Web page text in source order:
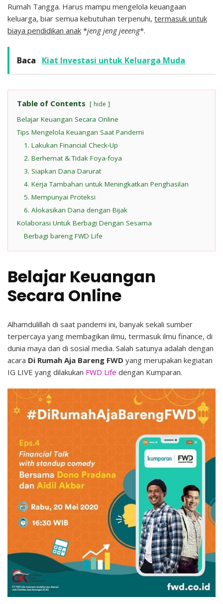
Rumah Tangga. Harus mampu mengelola keuangaan
keluarga, biar semua kebutuhan terpenuhi, termasuk untuk
biaya pendidikan anak *jeng jeng jeeeng*.
Baca Kiat Investasi untuk Keluarga Muda
Table of Contents hide
Belajar Keuangan Secara Online
Tips Mengelola Keuangan Saat Pandemi
1. Lakukan Financial Check-Up
2. Berhemat & Tidak Foya-foya
3. Siapkan Dana Darurat
4. Kerja Tambahan untuk Meningkatkan Penghasilan
5. Mempunyai Proteksi
6. Alokasikan Dana dengan Bijak
Kolaborasi Untuk Berbagi Dengan Sesama
Berbagi bareng FWD Life
Belajar Keuangan
Secara Online
Alhamdulillah di saat pandemi ini, banyak sekali sumber
terpercaya yang membagikan ilmu, termasuk ilmu finance, di
dunia maya dan di sosial media. Salah satunya adalah dengan
acara Di Rumah Aja Bareng FWD yang merupakan kegiatan
IG LIVE yang dilakukan FWD Life dengan Kumparan.